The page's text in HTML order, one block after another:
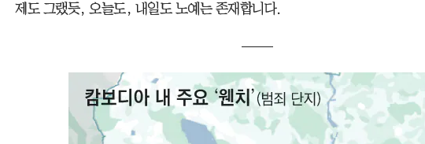
제도 그랬듯, 오늘도, 내일도 노예는 존재합니다.